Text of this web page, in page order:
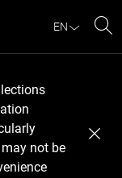
EN
not be